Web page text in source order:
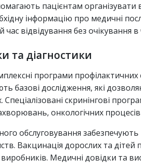
пацієнтам організувати
інформацію про медичні
відвідування без очікування в
та діагностики
програми профілактичних
базові дослідження, які
скринінгові
онкологічних
обслуговування забезпечують
Вакцинація дорослих та дітей
Медичні довідки та